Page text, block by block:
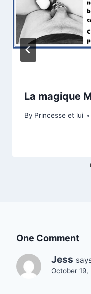
La magique
By Princesse et lui
One Comment
Jess
October 19,